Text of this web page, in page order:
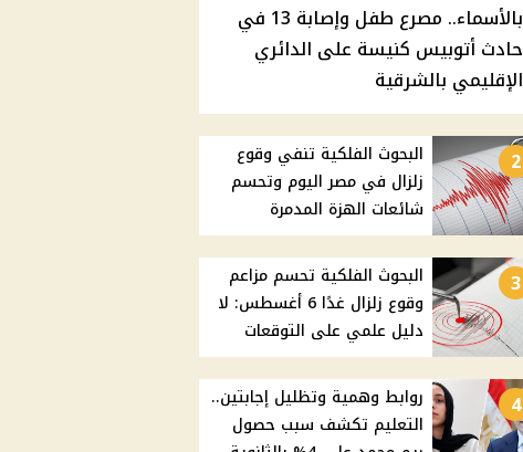
بالأسماء.. مصرع طفل وإصابة 13 في
حادث أتوبيس كنيسة على الدائري
الإقليمي بالشرقية
2
البحوث الفلكية تنفي وقوع
زلزال في مصر اليوم وتحسم
شائعات الهزة المدمرة
3
البحوث الفلكية تحسم مزاعم
وقوع زلزال غدًا 6 أغسطس: لا
دليل علمي على التوقعات
4
روابط وهمية وتظليل إجابتين..
التعليم تكشف سبب حصول